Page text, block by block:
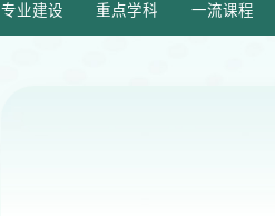
专业建设 重点学科 一流课程